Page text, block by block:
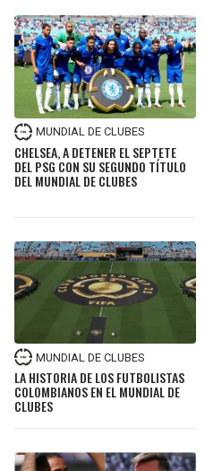
MUNDIAL DE CLUBES
CHELSEA, A DETENER EL SEPTETE
DEL PSG CON SU SEGUNDO TÍTULO
DEL MUNDIAL DE CLUBES
MUNDIAL DE CLUBES
LA HISTORIA DE LOS FUTBOLISTAS
COLOMBIANOS EN EL MUNDIAL DE
CLUBES